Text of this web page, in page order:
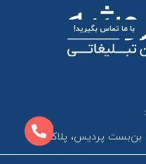
با ما تماس بگیرید!
بن‌بست پردیس، پلاک 12